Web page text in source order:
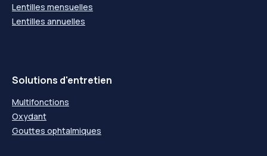
Lentilles mensuelles
Lentilles annuelles
Solutions d'entretien
Multifonctions
Oxydant
Gouttes ophtalmiques